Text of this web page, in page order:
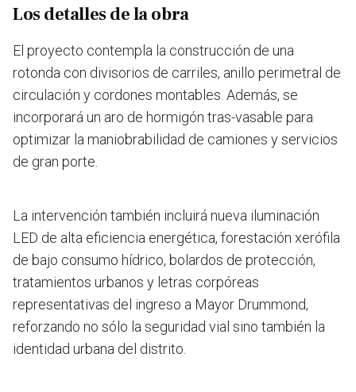
Los detalles de la obra
El proyecto contempla la construcción de una
rotonda con divisorios de carriles, anillo perimetral de
circulación y cordones montables. Además, se
incorporará un aro de hormigón tras-vasable para
optimizar la maniobrabilidad de camiones y servicios
de gran porte.
La intervención también incluirá nueva iluminación
LED de alta eficiencia energética, forestación xerófila
de bajo consumo hídrico, bolardos de protección,
tratamientos urbanos y letras corpóreas
representativas del ingreso a Mayor Drummond,
reforzando no sólo la seguridad vial sino también la
identidad urbana del distrito.